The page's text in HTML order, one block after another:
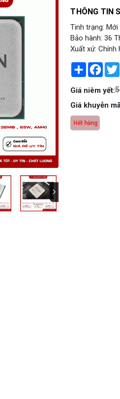
THÔNG TIN
Tinh trạng: Mới
Bảo hành: 36
Xuất xứ: Chính
Share
Giá niêm yết:
Giá khuyễn
Hết hàng